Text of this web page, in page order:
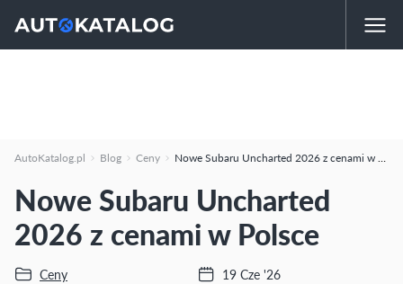
AutoKatalog.pl Blog Ceny Nowe Subaru Uncharted 2026 z cenami w Polsce
Nowe Subaru Uncharted
2026 z cenami w Polsce
Ceny
19 Cze '26